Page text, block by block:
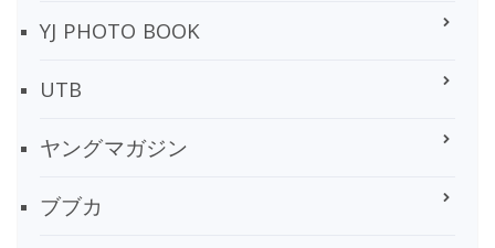
YJ PHOTO BOOK
UTB
ヤングマガジン
ブブカ